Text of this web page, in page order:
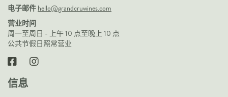
波尔多
勃艮第
罗纳
里奥哈
电子邮件hello@grandcruwines.com
营业时间
周一至周日 - 上午 10 点至晚上 10 点
公共节假日照常营业
信息